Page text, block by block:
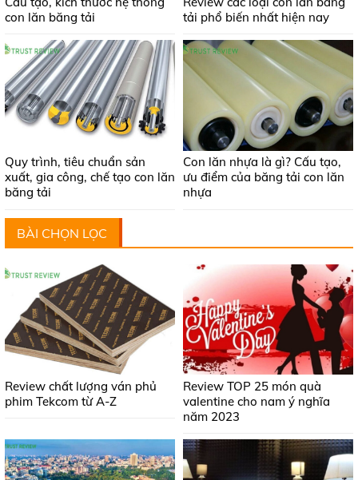
con lăn băng tải
tải phổ biến nhất hiện nay
Quy trình, tiêu chuẩn sản
xuất, gia công, chế tạo con lăn
băng tải
Con lăn nhựa là gì? Cấu tạo,
ưu điểm của băng tải con lăn
nhựa
BÀI CHỌN LỌC
Review chất lượng ván phủ
phim Tekcom từ A-Z
Review TOP 25 món quà
valentine cho nam ý nghĩa
năm 2023